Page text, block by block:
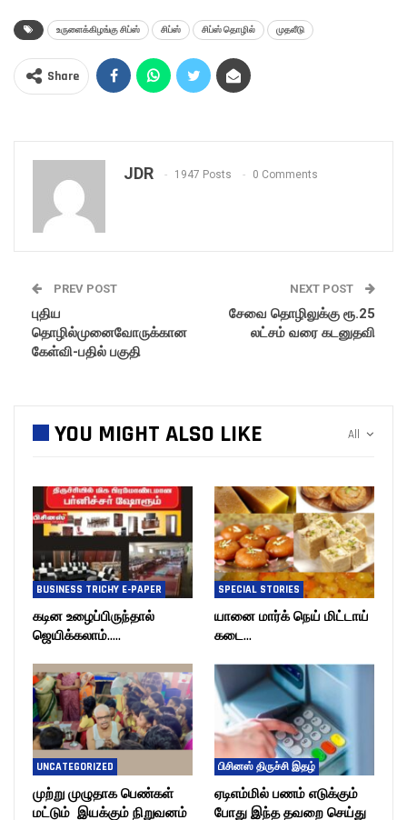
உருளைக்கிழங்கு சிப்ஸ் சிப்ஸ் சிப்ஸ் தொழில் முதலீடு
Share
JDR 1947 Posts 0 Comments
PREV POST
புதிய
தொழில்முனைவோருக்கான
கேள்வி-பதில் பகுதி
NEXT POST
சேவை தொழிலுக்கு ரூ.25
லட்சம் வரை கடனுதவி
All
YOU MIGHT ALSO LIKE
BUSINESS TRICHY E-PAPER
கடின உழைப்பிருந்தால்
ஜெயிக்கலாம்…..
SPECIAL STORIES
யானை மார்க் நெய் மிட்டாய்
கடை…
UNCATEGORIZED
முற்று முழுதாக பெண்கள்
மட்டும் இயக்கும் நிறுவனம்
பிசினஸ் திருச்சி இதழ்
ஏடிஎம்மில் பணம் எடுக்கும்
போது இந்த தவறை செய்து